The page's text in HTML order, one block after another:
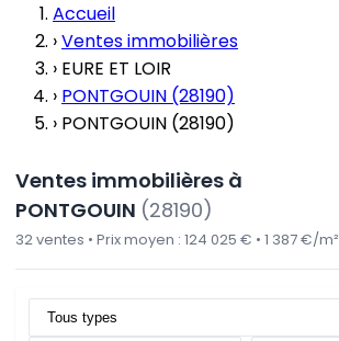
Accueil
›Ventes immobilières
› EURE ET LOIR
› PONTGOUIN (28190)
› PONTGOUIN (28190)
Ventes immobilières à
PONTGOUIN (28190)
32 ventes • Prix moyen : 124 025 € • 1 387 €/m²